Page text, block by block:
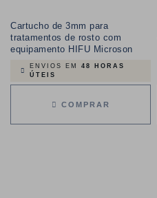
Cartucho de 3mm para
tratamentos de rosto com
equipamento HIFU Microson
ENVIOS EM 48 HORAS
ÚTEIS
COMPRAR